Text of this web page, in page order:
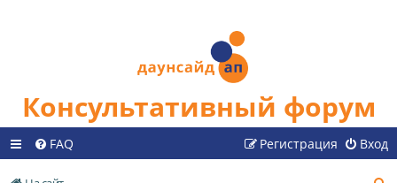
Консультативный форум
FAQ Вход
Регистрация